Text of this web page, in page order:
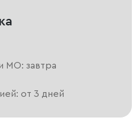
МО: завтра
от 3 дней